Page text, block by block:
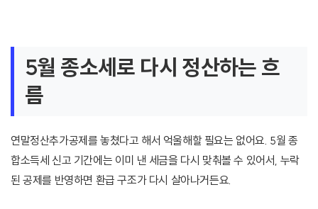
5월 종소세로 다시 정산하는 흐
름
연말정산추가공제를 놓쳤다고 해서 억울해할 필요는 없어요. 5월 종
합소득세 신고 기간에는 이미 낸 세금을 다시 맞춰볼 수 있어서, 누락
된 공제를 반영하면 환급 구조가 다시 살아나거든요.